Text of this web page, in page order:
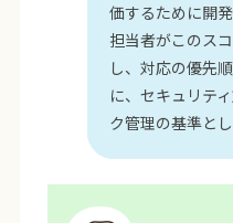
価するために開
担当者がこのス
し、対応の優先
に、セキュリテ
ク管理の基準と